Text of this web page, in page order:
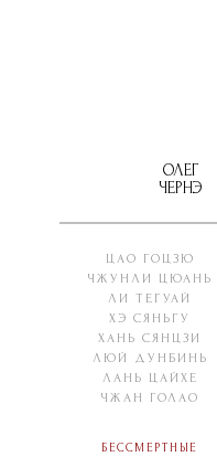
ОЛЕГ
ЧЕРНЭ
ЦАО ГОЦЗЮ
ЧЖУНЛИ ЦЮАНЬ
ЛИ ТЕГУАЙ
ХЭ СЯНЬГУ
ХАНЬ СЯНЦЗИ
ЛЮЙ ДУНБИНЬ
ЛАНЬ ЦАЙХЕ
ЧЖАН ГОЛАО
Бессмертные